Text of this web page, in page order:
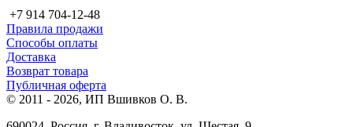
+7 914 704-12-48
Правила продажи
Способы оплаты
Доставка
Возврат товара
Публичная оферта
© 2011 - 2026, ИП Вшивков О. В.